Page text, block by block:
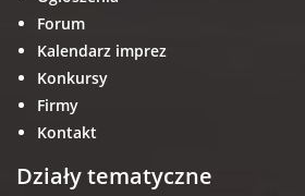
Forum
Kalendarz imprez
Konkursy
Firmy
Kontakt
Działy tematyczne